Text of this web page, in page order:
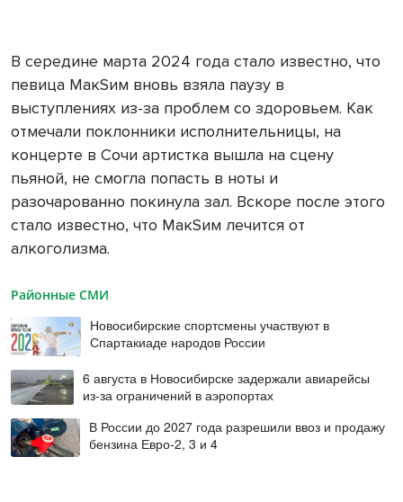
В середине марта 2024 года стало известно, что
певица MакSим вновь взяла паузу в
выступлениях из-за проблем со здоровьем. Как
отмечали поклонники исполнительницы, на
концерте в Сочи артистка вышла на сцену
пьяной, не смогла попасть в ноты и
разочарованно покинула зал. Вскоре после этого
стало известно, что МакSим лечится от
алкоголизма.
Районные СМИ
Новосибирские спортсмены участвуют в
Спартакиаде народов России
6 августа в Новосибирске задержали авиарейсы
из-за ограничений в аэропортах
В России до 2027 года разрешили ввоз и продажу
бензина Евро-2, 3 и 4